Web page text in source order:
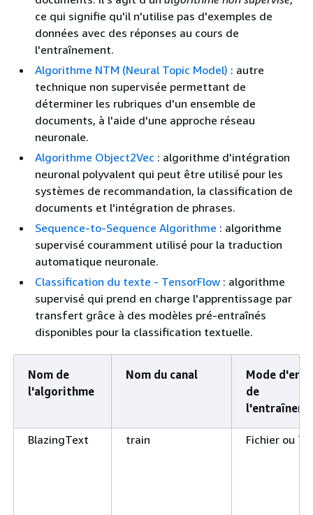
ce qui signifie qu'il n'utilise pas d'exemples de
données avec des réponses au cours de
l'entraînement.
Algorithme NTM (Neural Topic Model) : autre
technique non supervisée permettant de
déterminer les rubriques d'un ensemble de
documents, à l'aide d'une approche réseau
neuronale.
Algorithme Object2Vec : algorithme d'intégration
neuronal polyvalent qui peut être utilisé pour les
systèmes de recommandation, la classification de
documents et l'intégration de phrases.
Sequence-to-Sequence Algorithme : algorithme
supervisé couramment utilisé pour la traduction
automatique neuronale.
Classification du texte - TensorFlow : algorithme
supervisé qui prend en charge l'apprentissage par
transfert grâce à des modèles pré-entraînés
disponibles pour la classification textuelle.
Nom de
l'algorithme
Nom du canal
Mode
de
BlazingText train Fichier ou